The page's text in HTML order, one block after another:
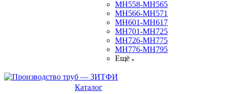
МН558-МН565
МН566-МН571
МН601-МН617
МН701-МН725
МН726-МН775
МН776-МН795
Ещё
Каталог